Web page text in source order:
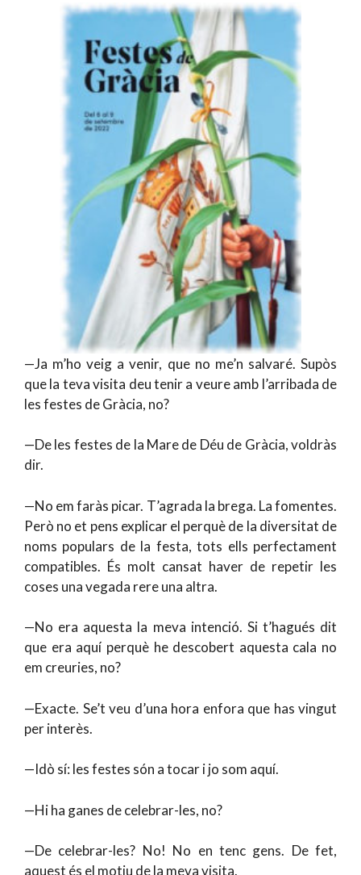
—Ja m’ho veig a venir, que no me’n salvaré. Supòs
que la teva visita deu tenir a veure amb l’arribada de
les festes de Gràcia, no?
—De les festes de la Mare de Déu de Gràcia, voldràs
dir.
—No em faràs picar. T’agrada la brega. La fomentes.
Però no et pens explicar el perquè de la diversitat de
noms populars de la festa, tots ells perfectament
compatibles. És molt cansat haver de repetir les
coses una vegada rere una altra.
—No era aquesta la meva intenció. Si t’hagués dit
que era aquí perquè he descobert aquesta cala no
em creuries, no?
—Exacte. Se’t veu d’una hora enfora que has vingut
per interès.
—Idò sí: les festes són a tocar i jo som aquí.
—Hi ha ganes de celebrar-les, no?
—De celebrar-les? No! No en tenc gens. De fet,
aquest és el motiu de la meva visita.